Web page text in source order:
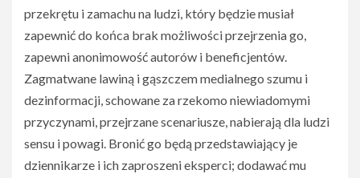
przekrętu i zamachu na ludzi, który będzie musiał
zapewnić do końca brak możliwości przejrzenia go,
zapewni anonimowość autorów i beneficjentów.
Zagmatwane lawiną i gąszczem medialnego szumu i
dezinformacji, schowane za rzekomo niewiadomymi
przyczynami, przejrzane scenariusze, nabierają dla ludzi
sensu i powagi. Bronić go będą przedstawiający je
dziennikarze i ich zaproszeni eksperci; dodawać mu